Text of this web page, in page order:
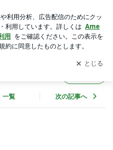
の更新通知
を受け取りまし
開く
一覧 次の記事へ